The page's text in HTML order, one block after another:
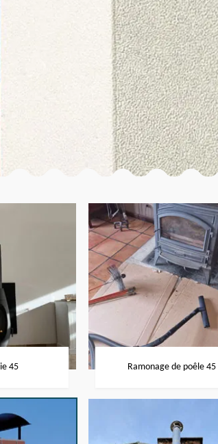
45 Ramonage de poêle 45